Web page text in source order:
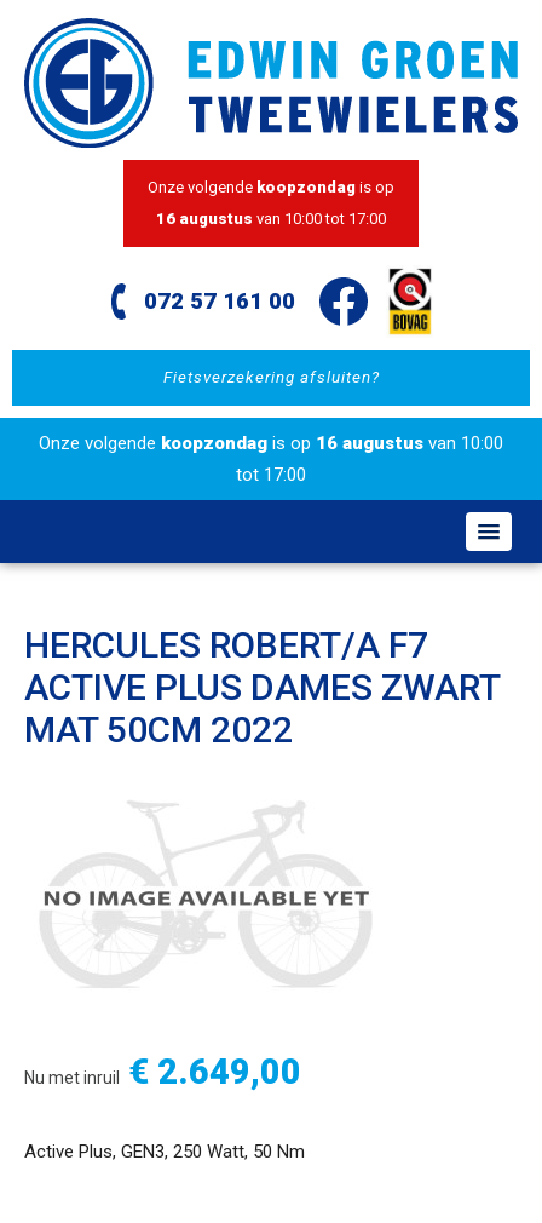
Onze volgende koopzondag is op
16 augustus van 10:00 tot 17:00
Fietsverzekering afsluiten?
072 57 161 00
Onze volgende koopzondag is op 16 augustus van 10:00
tot 17:00
HERCULES ROBERT/A F7
ACTIVE PLUS DAMES ZWART
MAT 50CM 2022
Nu met inruil € 2.649,00
Active Plus, GEN3, 250 Watt, 50 Nm